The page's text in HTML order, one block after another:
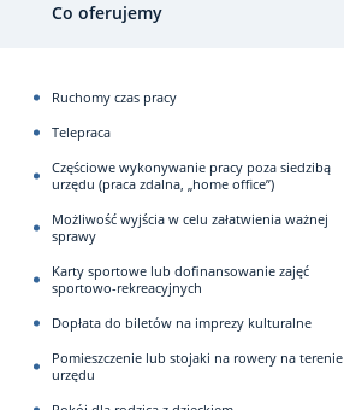
Co oferujemy
Ruchomy czas pracy
Telepraca
Częściowe wykonywanie pracy poza siedzibą
urzędu (praca zdalna, „home office”)
Możliwość wyjścia w celu załatwienia ważnej
sprawy
Karty sportowe lub dofinansowanie zajęć
sportowo-rekreacyjnych
Dopłata do biletów na imprezy kulturalne
Pomieszczenie lub stojaki na rowery na terenie
urzędu